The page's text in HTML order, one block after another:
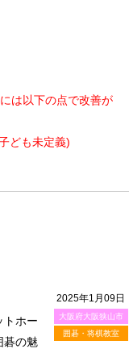
は以下の点で改善が
ども未定義)
2025年1月09日
大阪府大阪狭山市
囲碁・将棋教室
トホー
碁の魅